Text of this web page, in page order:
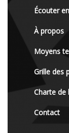
Écouter
À propos
Moyens
Grille des
Charte de
Contact